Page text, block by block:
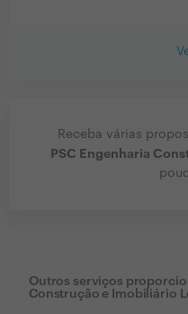
Receba várias
PSC Engenharia
Outros serviços
Construção e Imobiliário